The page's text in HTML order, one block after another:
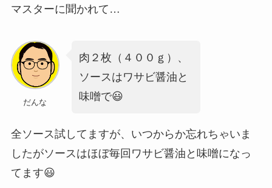
マスターに聞かれて…
だんな
肉２枚（４００ｇ）、
ソースはワサビ醤油と
味噌で😃
全ソース試してますが、いつからか忘れちゃいま
したがソースはほぼ毎回ワサビ醤油と味噌になっ
てます😃